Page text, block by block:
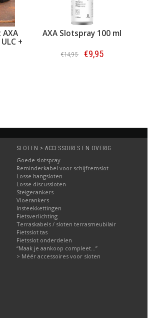
AXA Slotspray 100 ml
€9,95
SLOTEN > ACCESSOIRES EN OVERIG
Goede slotspray
Reminderkabel voor schijfremslot
Losse hangsloten
Losse discussloten
Steigerankers
Vloerankers
Insteekkettingen
Fietsverlichting
Terraskabels / sloten terrasmeubilair
Fietsslot tas
Fietsslot onderdelen
“Maak je aankoop compleet…”
> Méér accessoires voor sloten